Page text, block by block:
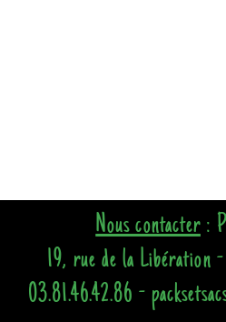
Nous contacter:
19, rue de la Libération
03.81.46.42.86 -